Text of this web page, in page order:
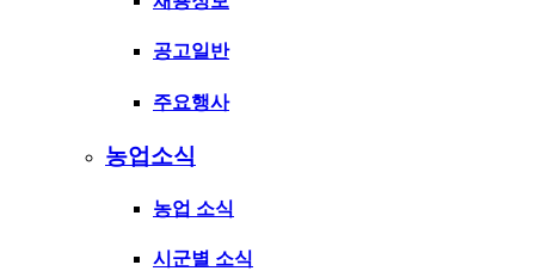
공고일반
주요행사
농업소식
농업 소식
시군별 소식